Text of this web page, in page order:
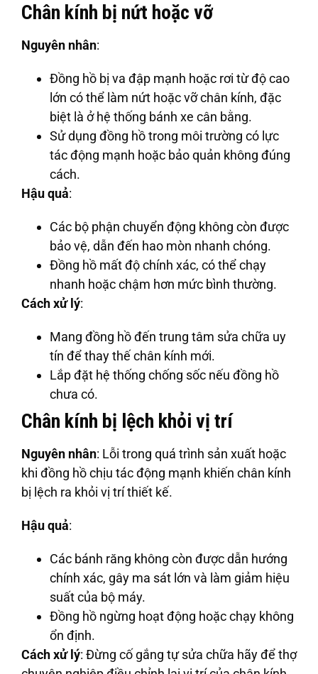
Chân kính bị nứt hoặc vỡ
Nguyên nhân:
Đồng hồ bị va đập mạnh hoặc rơi từ độ cao
lớn có thể làm nứt hoặc vỡ chân kính, đặc
biệt là ở hệ thống bánh xe cân bằng.
Sử dụng đồng hồ trong môi trường có lực
tác động mạnh hoặc bảo quản không đúng
cách.
Hậu quả:
Các bộ phận chuyển động không còn được
bảo vệ, dẫn đến hao mòn nhanh chóng.
Đồng hồ mất độ chính xác, có thể chạy
nhanh hoặc chậm hơn mức bình thường.
Cách xử lý:
Mang đồng hồ đến trung tâm sửa chữa uy
tín để thay thế chân kính mới.
Lắp đặt hệ thống chống sốc nếu đồng hồ
chưa có.
Chân kính bị lệch khỏi vị trí
Nguyên nhân: Lỗi trong quá trình sản xuất hoặc
khi đồng hồ chịu tác động mạnh khiến chân kính
bị lệch ra khỏi vị trí thiết kế.
Hậu quả:
Các bánh răng không còn được dẫn hướng
chính xác, gây ma sát lớn và làm giảm hiệu
suất của bộ máy.
Đồng hồ ngừng hoạt động hoặc chạy không
ổn định.
Cách xử lý: Đừng cố gắng tự sửa chữa hãy để thợ